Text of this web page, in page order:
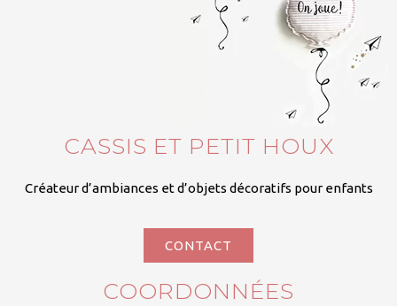
CASSIS ET PETIT HOUX
Créateur d’ambiances et d’objets décoratifs pour enfants
CONTACT
COORDONNÉES